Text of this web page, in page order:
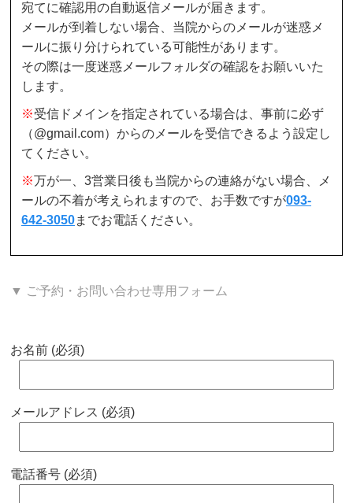
宛てに確認用の自動返信メールが届きます。
メールが到着しない場合、当院からのメールが迷惑メ
ールに振り分けられている可能性があります。
その際は一度迷惑メールフォルダの確認をお願いいた
します。
※受信ドメインを指定されている場合は、事前に必ず
（@gmail.com）からのメールを受信できるよう設定し
てください。
※万が一、3営業日後も当院からの連絡がない場合、メ
ールの不着が考えられますので、お手数ですが093-
642-3050までお電話ください。
▼ ご予約・お問い合わせ専用フォーム
お名前 (必須)
メールアドレス (必須)
電話番号 (必須)